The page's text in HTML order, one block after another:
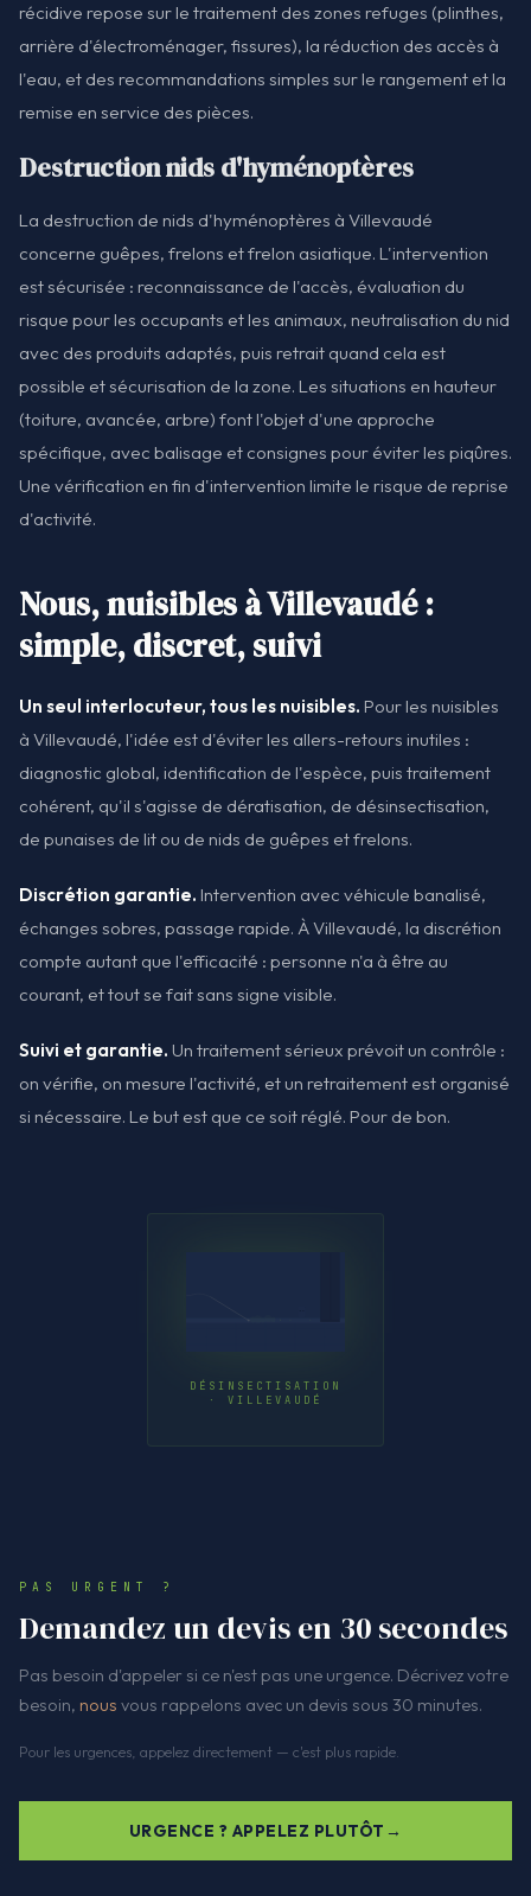
récidive repose sur le traitement des zones refuges (plinthes,
arrière d'électroménager, fissures), la réduction des accès à
l'eau, et des recommandations simples sur le rangement et la
remise en service des pièces.
Destruction nids d'hyménoptères
La destruction de nids d'hyménoptères à Villevaudé
concerne guêpes, frelons et frelon asiatique. L'intervention
est sécurisée : reconnaissance de l'accès, évaluation du
risque pour les occupants et les animaux, neutralisation du nid
avec des produits adaptés, puis retrait quand cela est
possible et sécurisation de la zone. Les situations en hauteur
(toiture, avancée, arbre) font l'objet d'une approche
spécifique, avec balisage et consignes pour éviter les piqûres.
Une vérification en fin d'intervention limite le risque de reprise
d'activité.
Nous, nuisibles à Villevaudé :
simple, discret, suivi
Un seul interlocuteur, tous les nuisibles. Pour les nuisibles
à Villevaudé, l'idée est d'éviter les allers-retours inutiles :
diagnostic global, identification de l'espèce, puis traitement
cohérent, qu'il s'agisse de dératisation, de désinsectisation,
de punaises de lit ou de nids de guêpes et frelons.
Discrétion garantie. Intervention avec véhicule banalisé,
échanges sobres, passage rapide. À Villevaudé, la discrétion
compte autant que l'efficacité : personne n'a à être au
courant, et tout se fait sans signe visible.
Suivi et garantie. Un traitement sérieux prévoit un contrôle :
on vérifie, on mesure l'activité, et un retraitement est organisé
si nécessaire. Le but est que ce soit réglé. Pour de bon.
DÉSINSECTISATION
· VILLEVAUDÉ
PAS URGENT ?
Demandez un devis en 30 secondes
Pas besoin d'appeler si ce n'est pas une urgence. Décrivez votre
besoin, nous vous rappelons avec un devis sous 30 minutes.
Pour les urgences, appelez directement — c'est plus rapide.
URGENCE ? APPELEZ PLUTÔT